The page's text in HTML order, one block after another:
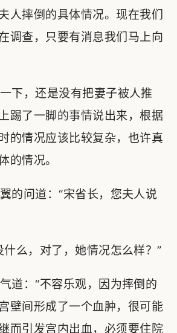
人摔倒的具体情况。现在我们
调查，只要有消息我们马上向
下，还是没有把妻子被人推
踢了一脚的事情说出来，根据
的情况应该比较复杂，也许真
的情况。
的问道：“宋省长，您夫人说
么，对了，她情况怎么样？”
道：“不容乐观，因为摔倒的
壁间形成了一个血肿，很可能
而引发宫内出血，必须要住院